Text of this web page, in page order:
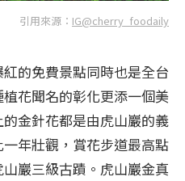
引用來源： IG@cherry_foodaily
的免費景點同時也是全台
花聞名的彰化更添一個美
金針花都是由虎山巖的義
年壯觀，賞花步道最高點
巖三級古蹟。虎山巖金真